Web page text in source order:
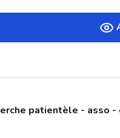
patientèle - asso